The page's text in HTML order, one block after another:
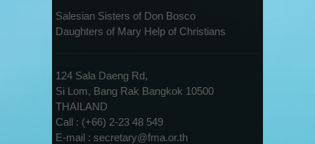
Salesian Sisters of Don Bosco
Daughters of Mary Help of Christians
124 Sala Daeng Rd,
Si Lom, Bang Rak Bangkok 10500
THAILAND
Call : (+66) 2-23 48 549
E-mail : secretary@fma.or.th